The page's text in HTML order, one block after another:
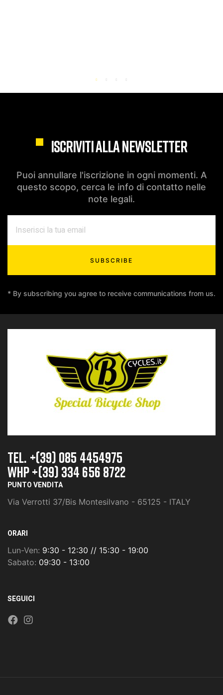
ISCRIVITI ALLA NEWSLETTER
Puoi annullare l'iscrizione in ogni momenti. A
questo scopo, cerca le info di contatto nelle
note legali.
SUBSCRIBE
* By subscribing you agree to receive communications from us.
TEL. +(39) 085 4454975
whp +(39) 334 656 8722
PUNTO VENDITA
Via Verrotti 37/Bis Montesilvano - 65125 - ITALY
ORARI
Lun-Ven: 9:30 - 12:30 // 15:30 - 19:00
Sabato: 09:30 - 13:00
SEGUICI